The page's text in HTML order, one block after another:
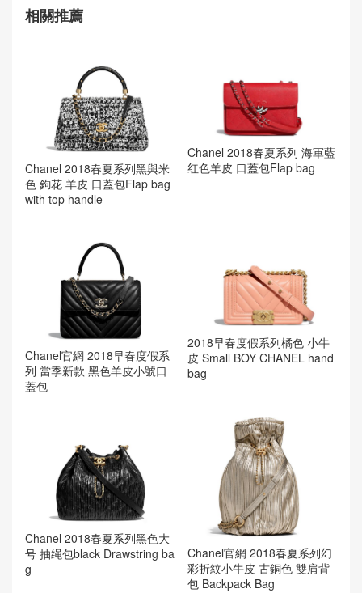
相關推薦
Chanel 2018春夏系列黑與米
色 鉤花 羊皮 口蓋包Flap bag
with top handle
Chanel 2018春夏系列 海軍藍
红色羊皮 口蓋包Flap bag
Chanel官網 2018早春度假系
列 當季新款 黑色羊皮小號口
蓋包
2018早春度假系列橘色 小牛
皮 Small BOY CHANEL hand
bag
Chanel 2018春夏系列黑色大
号 抽绳包black Drawstring ba
g
Chanel官網 2018春夏系列幻
彩折紋小牛皮 古銅色 雙肩背
包 Backpack Bag